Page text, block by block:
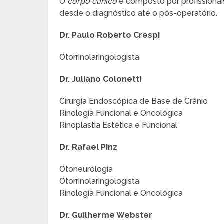
desde o diagnóstico até o pós-operatório.
Dr. Paulo Roberto Crespi
Otorrinolaringologista
Dr. Juliano Colonetti
Cirurgia Endoscópica de Base de Crânio
Rinologia Funcional e Oncológica
Rinoplastia Estética e Funcional
Dr. Rafael Pinz
Otoneurologia
Otorrinolaringologista
Rinologia Funcional e Oncológica
Dr. Guilherme Webster